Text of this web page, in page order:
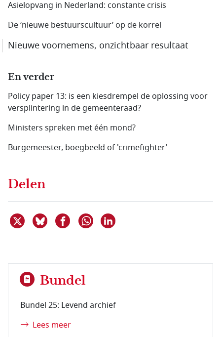
Asielopvang in Nederland: constante crisis
De ‘nieuwe bestuurscultuur’ op de korrel
Nieuwe voornemens, onzichtbaar resultaat
En verder
Policy paper 13: is een kiesdrempel de oplossing voor
versplintering in de gemeenteraad?
Ministers spreken met één mond?
Burgemeester, boegbeeld of 'crimefighter'
Delen
Deel dit item op X
Deel dit item op Bluesky
Deel dit item op Facebook
Delen via WhatsApp
Bundel
Bundel 25: Levend archief
Lees meer